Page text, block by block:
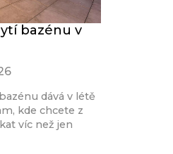
bazénu v
dává v létě
kde chcete z
víc než jen